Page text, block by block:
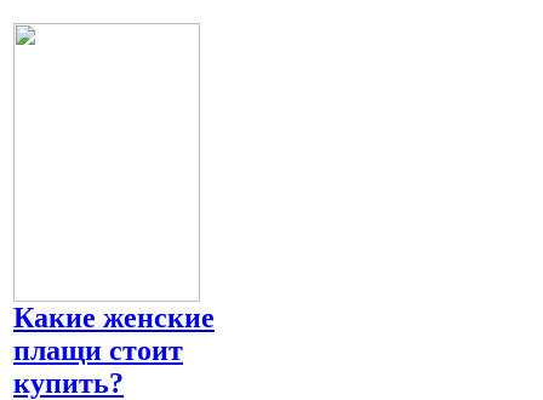
Какие женские
плащи стоит
купить?